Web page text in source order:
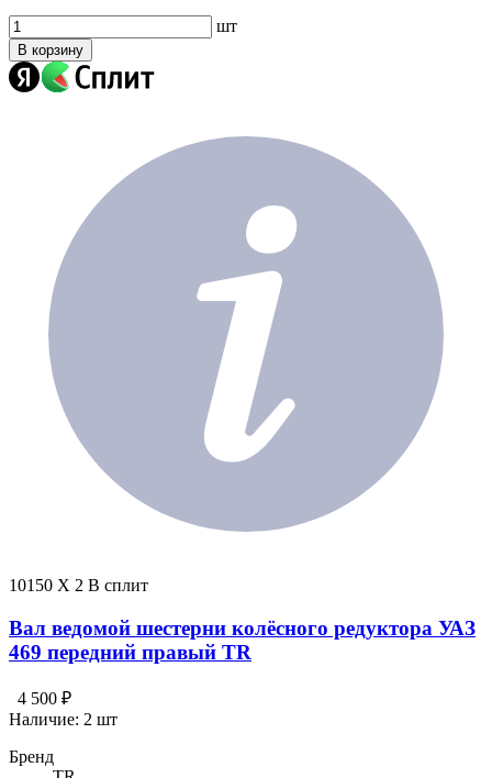
шт
В корзину
10150 X 2 В сплит
Вал ведомой шестерни колёсного редуктора УАЗ
469 передний правый TR
4 500 ₽
Наличие: 2 шт
Бренд